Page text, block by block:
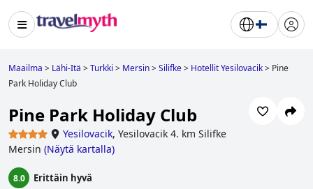
Maailma > Lähi-Itä >Turkki > Mersin>Silifke> Hotellit Yesilovacik> Pine
Park Holiday Club
Pine Park Holiday Club
Yesilovacik, Yesilovacik 4. km Silifke
Mersin (Näytä kartalla)
8.0 Erittäin hyvä